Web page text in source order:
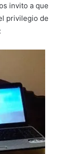
invito a que
privilegio de